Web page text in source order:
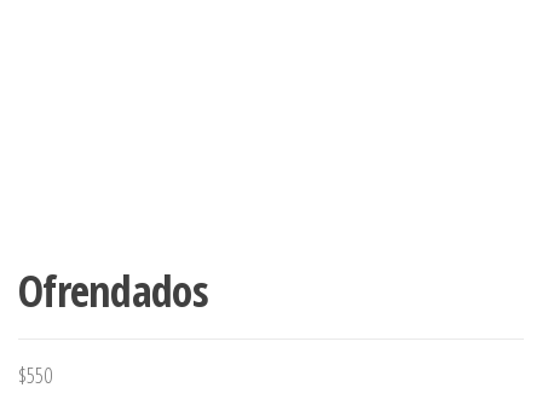
Ofrendados
$550